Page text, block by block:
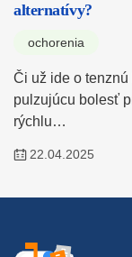
alternatívy?
ochorenia
Či už ide o
pulzujúcu bolesť
rýchlu…
22.04.2025